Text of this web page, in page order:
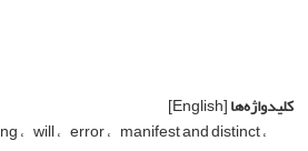
کلیدواژه‌ها[English]
will error manifest and distinct